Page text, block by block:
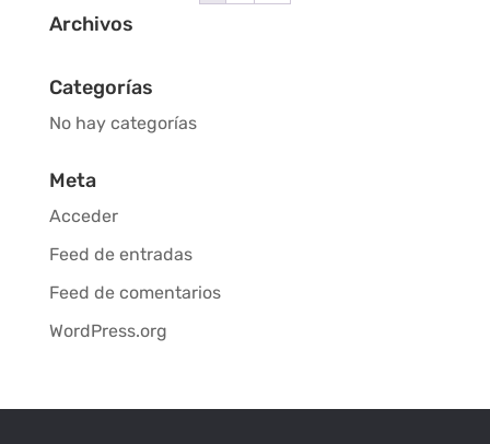
Archivos
Categorías
No hay categorías
Meta
Acceder
Feed de entradas
Feed de comentarios
WordPress.org